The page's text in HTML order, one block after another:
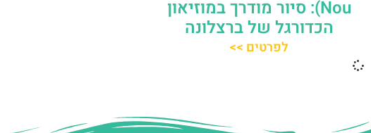
Nou): סיור מודרך במוזיאון
הכדורגל של ברצלונה
לפרטים >>